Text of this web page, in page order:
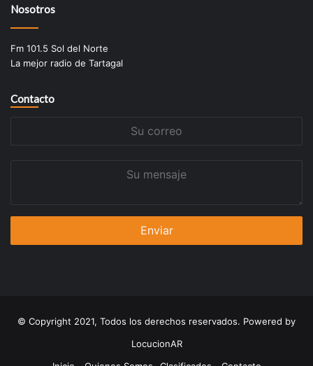
Nosotros
Fm 101.5 Sol del Norte
La mejor radio de Tartagal
Contacto
© Copyright 2021, Todos los derechos reservados. Powered by
LocucionAR